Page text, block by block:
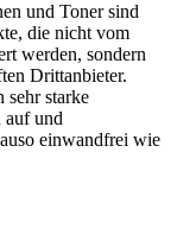
und Toner sind
die nicht vom
werden, sondern
Drittanbieter.
sehr starke
und
einwandfrei wie